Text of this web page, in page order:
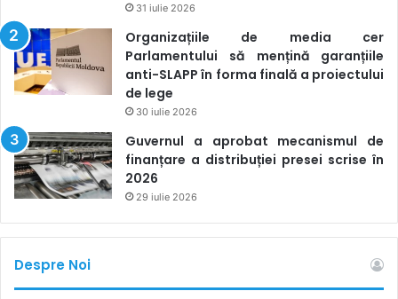
31 iulie 2026
Organizațiile de media cer
Parlamentului să mențină garanțiile
anti-SLAPP în forma finală a proiectului
de lege
30 iulie 2026
Guvernul a aprobat mecanismul de
finanțare a distribuției presei scrise în
2026
29 iulie 2026
Despre Noi